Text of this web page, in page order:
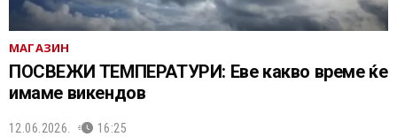
МАГАЗИН
ПОСВЕЖИ ТЕМПЕРАТУРИ: Еве какво време ќе
имаме викендов
12.06.2026. 16:25